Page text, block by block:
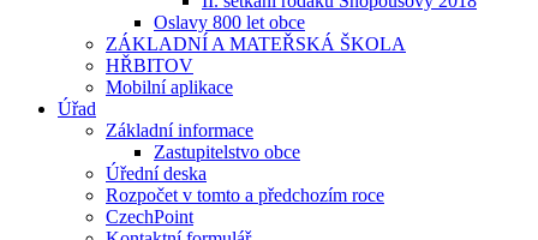
Oslavy 800 let obce
ZÁKLADNÍ A MATEŘSKÁ ŠKOLA
HŘBITOV
Mobilní aplikace
Úřad
Základní informace
Zastupitelstvo obce
Úřední deska
Rozpočet v tomto a předchozím roce
CzechPoint